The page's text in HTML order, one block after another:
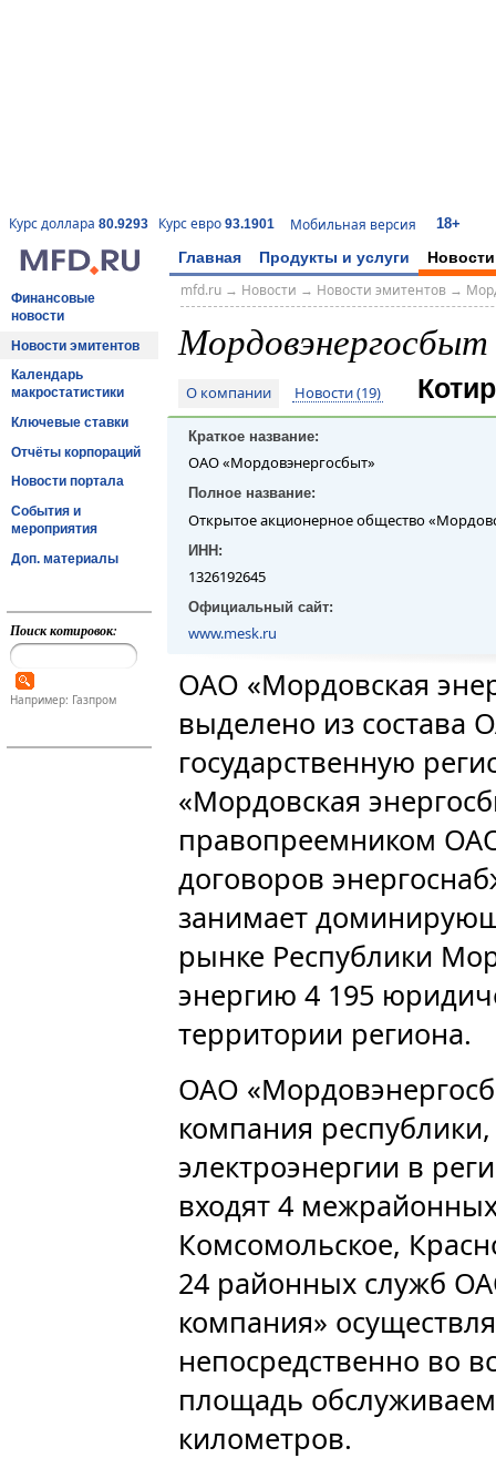
Курс доллара 80.9293 Курс евро 93.1901 Мобильная версия 18+
Главная Продукты и услуги Новости
Финансовые
новости
Новости эмитентов
Календарь
макростатистики
Ключевые ставки
Отчёты корпораций
Новости портала
События и
мероприятия
Доп. материалы
Поиск котировок:
Например: Газпром
mfd.ru→ Новости → Новости эмитентов→
Мордовэнергосбыт
О компании Новости (19)
Краткое название:
ОАО «Мордовэнергосбыт»
Полное название:
Открытое акционерное общество
ИНН:
1326192645
Официальный сайт:
www.mesk.ru
ОАО «Мордовская
выделено из
государственную
«Мордовская
правопреемником
договоров
занимает
рынке Республики
энергию 4 195
территории региона.
ОАО
компания
электроэнергии в
входят 4
Комсомольское,
24 районных служб
компания»
непосредственно во
площадь
километров.